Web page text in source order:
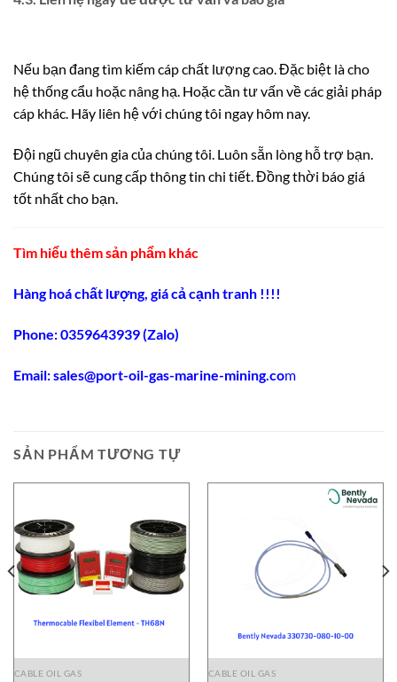
Nếu bạn đang tìm kiếm cáp chất lượng cao. Đặc biệt là cho
hệ thống cẩu hoặc nâng hạ. Hoặc cần tư vấn về các giải pháp
cáp khác. Hãy liên hệ với chúng tôi ngay hôm nay.
Đội ngũ chuyên gia của chúng tôi. Luôn sẵn lòng hỗ trợ bạn.
Chúng tôi sẽ cung cấp thông tin chi tiết. Đồng thời báo giá
tốt nhất cho bạn.
Tìm hiểu thêm sản phẩm khác
Hàng hoá chất lượng, giá cả cạnh tranh !!!!
Phone: 0359643939 (Zalo)
Email:sales@port-oil-gas-marine-mining.com
SẢN PHẨM TƯƠNG TỰ
CABLE OIL GAS CABLE OIL GAS